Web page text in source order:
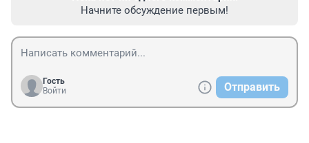
Начните обсуждение первым!
Гость
Войти
Отправить